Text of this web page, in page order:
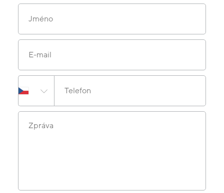
Jméno
E-mail
Telefon
Zpráva